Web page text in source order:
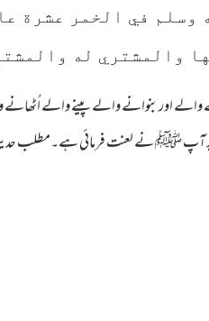
في الخمر عشرة
والمشتري له
بنوانے والے پینے والے اُٹھانے
ﷺ نے لعنت فرمائی ہے۔مطلب حدیث